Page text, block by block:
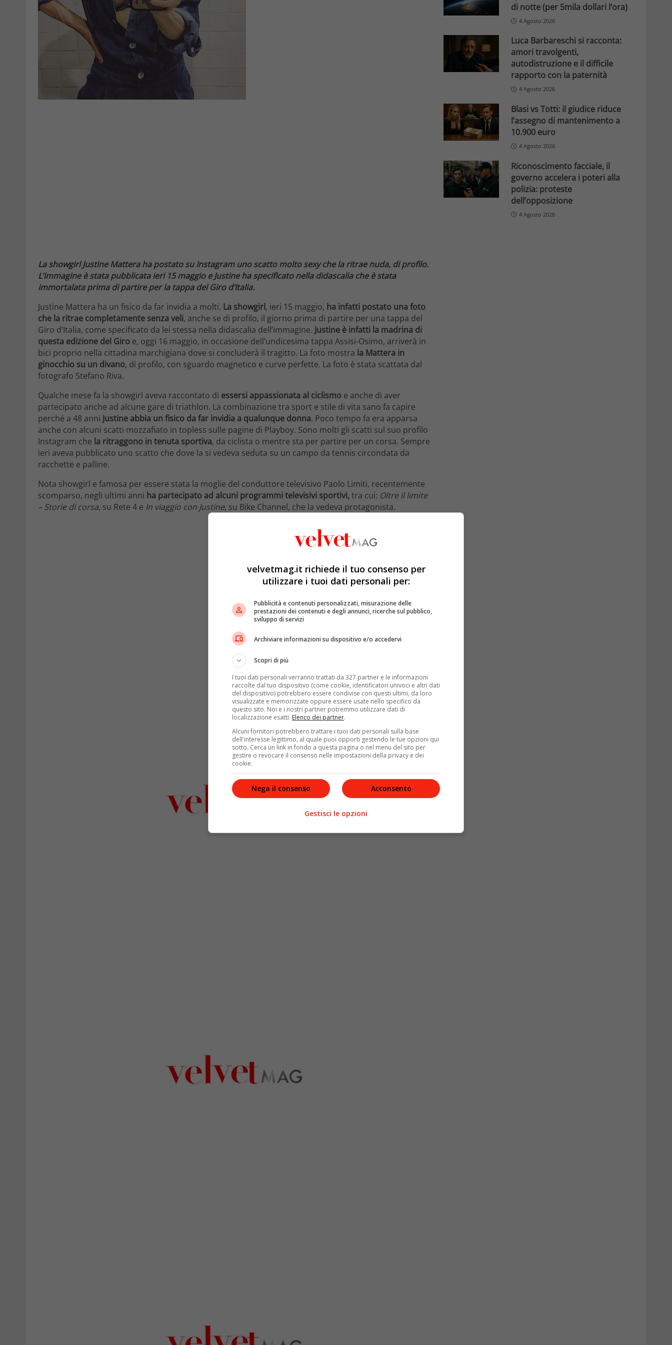
La showgirl Justine Mattera ha postato su Instagram uno scatto molto sexy che la ritrae nuda, di profilo.
L’immagine è stata pubblicata ieri 15 maggio e Justine ha specificato nella didascalia che è stata
immortalata prima di partire per la tappa del Giro d’Italia.
Justine Mattera ha un fisico da far invidia a molti. La showgirl, ieri 15 maggio, ha infatti postato una foto
che la ritrae completamente senza veli, anche se di profilo, il giorno prima di partire per una tappa del
Giro d’Italia, come specificato da lei stessa nella didascalia dell’immagine. Justine è infatti la madrina di
questa edizione del Giro e, oggi 16 maggio, in occasione dell’undicesima tappa Assisi-Osimo, arriverà in
bici proprio nella cittadina marchigiana dove si concluderà il tragitto. La foto mostra la Mattera in
ginocchio su un divano, di profilo, con sguardo magnetico e curve perfette. La foto è stata scattata dal
fotografo Stefano Riva.
Qualche mese fa la showgirl aveva raccontato di essersi appassionata al ciclismo e anche di aver
partecipato anche ad alcune gare di triathlon. La combinazione tra sport e stile di vita sano fa capire
perché a 48 anni Justine abbia un fisico da far invidia a qualunque donna. Poco tempo fa era apparsa
anche con alcuni scatti mozzafiato in topless sulle pagine di Playboy. Sono molti gli scatti sul suo profilo
Instagram che la ritraggono in tenuta sportiva, da ciclista o mentre sta per partire per un corsa. Sempre
ieri aveva pubblicato uno scatto che dove la si vedeva seduta su un campo da tennis circondata da
racchette e palline.
Nota showgirl e famosa per essere stata la moglie del conduttore televisivo Paolo Limiti, recentemente
scomparso, negli ultimi anni ha partecipato ad alcuni programmi televisivi sportivi,tra cui: Oltre il limite
– Storie di corsa, su Rete 4 e In viaggio con Justine, su Bike Channel, che la vedeva protagonista.
di notte (per 5mila dollari l’ora)
4 Agosto 2026
Luca Barbareschi si racconta:
amori travolgenti,
autodistruzione e il difficile
rapporto con la paternità
4 Agosto 2026
Blasi vs Totti: il giudice riduce
l’assegno di mantenimento a
10.900 euro
4 Agosto 2026
Riconoscimento facciale, il
governo accelera i poteri alla
polizia: proteste
dell’opposizione
4 Agosto 2026
velvetmag.it richiede il tuo consenso per
utilizzare i tuoi dati personali per:
Pubblicità e contenuti personalizzati, misurazione delle
prestazioni dei contenuti e degli annunci, ricerche sul pubblico,
sviluppo di servizi
Archiviare informazioni su dispositivo e/o accedervi
Scopri di più
I tuoi dati personali verranno trattati da 327 partner e le informazioni
raccolte dal tuo dispositivo (come cookie, identificatori univoci e altri dati
del dispositivo) potrebbero essere condivise con questi ultimi, da loro
visualizzate e memorizzate oppure essere usate nello specifico da
questo sito. Noi e i nostri partner potremmo utilizzare dati di
localizzazione esatti. Elenco dei partner.
Alcuni fornitori potrebbero trattare i tuoi dati personali sulla base
dell'interesse legittimo, al quale puoi opporti gestendo le tue opzioni qui
sotto. Cerca un link in fondo a questa pagina o nel menu del sito per
gestire o revocare il consenso nelle impostazioni della privacy e dei
cookie.
Acconsento
Nega il consenso
Gestisci le opzioni